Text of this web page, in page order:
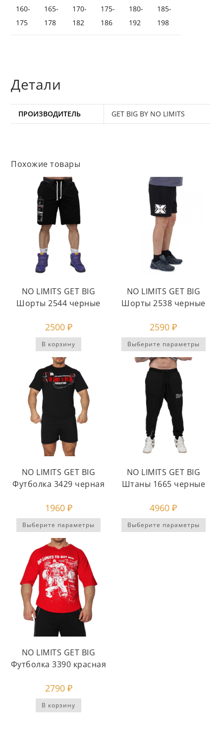
160-
175
165-
178
170-
182
175-
186
180-
192
185-
198
Детали
ПРОИЗВОДИТЕЛЬ GET BIG BY NO LIMITS
Похожие товары
NO LIMITS GET BIG
Шорты 2544 черные
2500 ₽
В корзину
NO LIMITS GET BIG
Шорты 2538 черные
2590₽
Выберите параметры
NO LIMITS GET BIG
Футболка 3429 черная
1960 ₽
Выберите параметры
NO LIMITS GET BIG
Штаны 1665 черные
4960₽
Выберите параметры
NO LIMITS GET BIG
Футболка 3390 красная
2790 ₽
В корзину